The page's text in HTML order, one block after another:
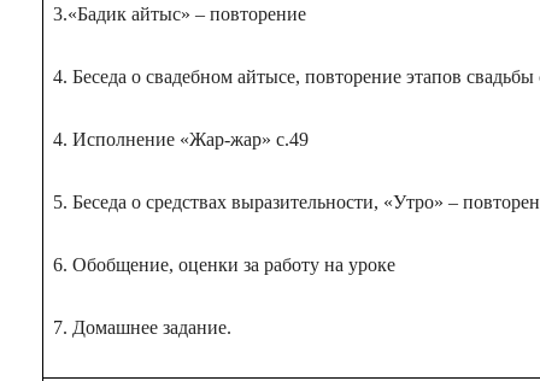
3.«Бадик айтыс» – повторение
4. Беседа о свадебном айтысе, повторение этапов
4. Исполнение «Жар-жар» с.49
5. Беседа о средствах выразительности, «Утро» –
6. Обобщение, оценки за работу на уроке
7. Домашнее задание.